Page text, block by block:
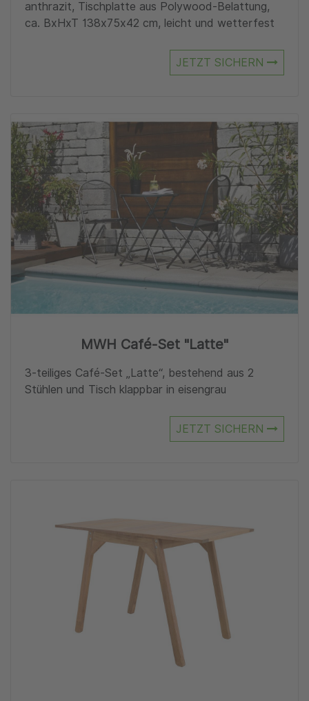
anthrazit, Tischplatte aus Polywood-Belattung,
ca. BxHxT 138x75x42 cm, leicht und wetterfest
JETZT SICHERN
MWH Café-Set "Latte"
3-teiliges Café-Set „Latte“, bestehend aus 2
Stühlen und Tisch klappbar in eisengrau
JETZT SICHERN